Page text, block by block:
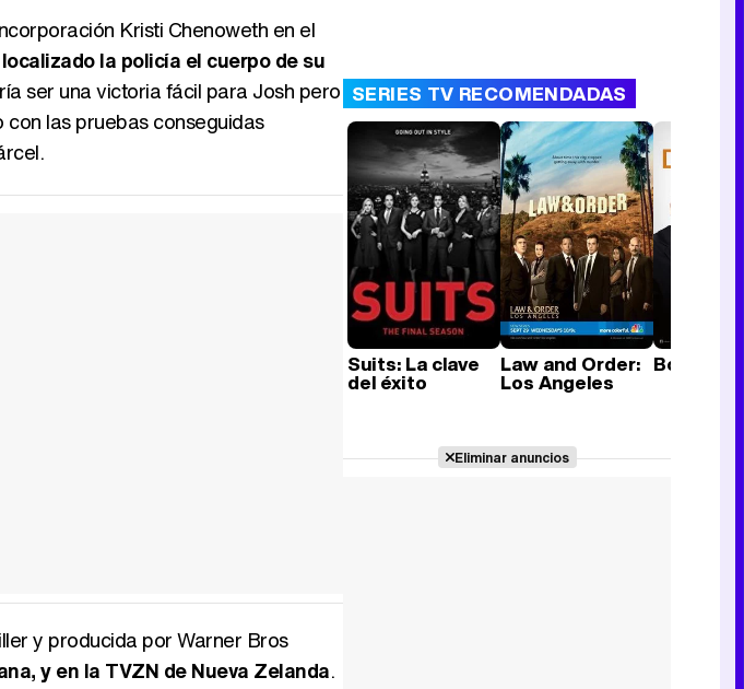
Kristi Chenoweth en el
la policía el cuerpo de su
ser una victoria fácil para Josh pero
las pruebas conseguidas
y producida por Warner Bros
y en la TVZN de Nueva Zelanda.
SERIES TV RECOMENDADAS
Suits: La clave
del éxito
Law and Order:
Los Angeles
Bones
Eliminar anuncios